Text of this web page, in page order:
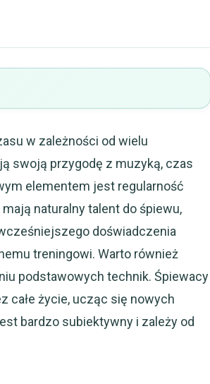
w zależności od wielu
swoją przygodę z muzyką, czas
elementem jest regularność
naturalny talent do śpiewu,
doświadczenia
treningowi. Warto również
podstawowych technik. Śpiewacy
całe życie, ucząc się nowych
bardzo subiektywny i zależy od